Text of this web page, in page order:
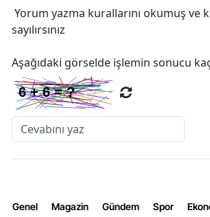
Yorum yazma kurallarını okumuş ve
sayılırsınız
Aşağıdaki görselde işlemin sonucu
Genel Magazin Gündem Spor